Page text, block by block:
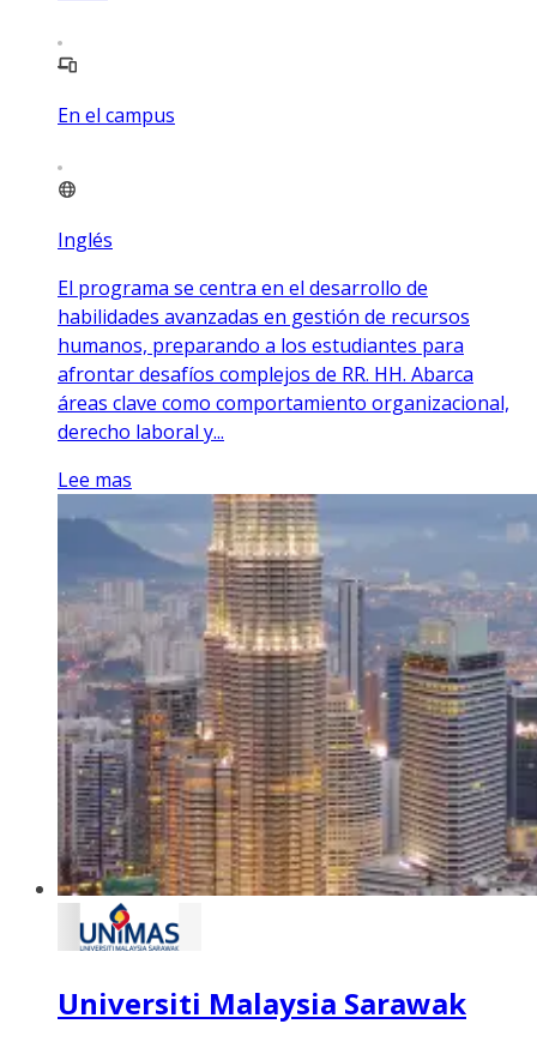
En el campus
Inglés
El programa se centra en el desarrollo de
habilidades avanzadas en gestión de recursos
humanos, preparando a los estudiantes para
afrontar desafíos complejos de RR. HH. Abarca
áreas clave como comportamiento organizacional,
derecho laboral y...
Lee mas
Universiti Malaysia Sarawak